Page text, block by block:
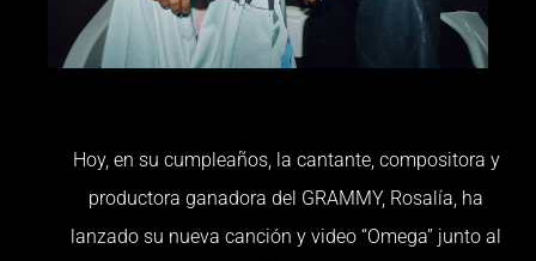
Hoy, en su cumpleaños, la cantante, compositora y
productora ganadora del GRAMMY, Rosalía, ha
lanzado su nueva canción y video “Omega” junto al